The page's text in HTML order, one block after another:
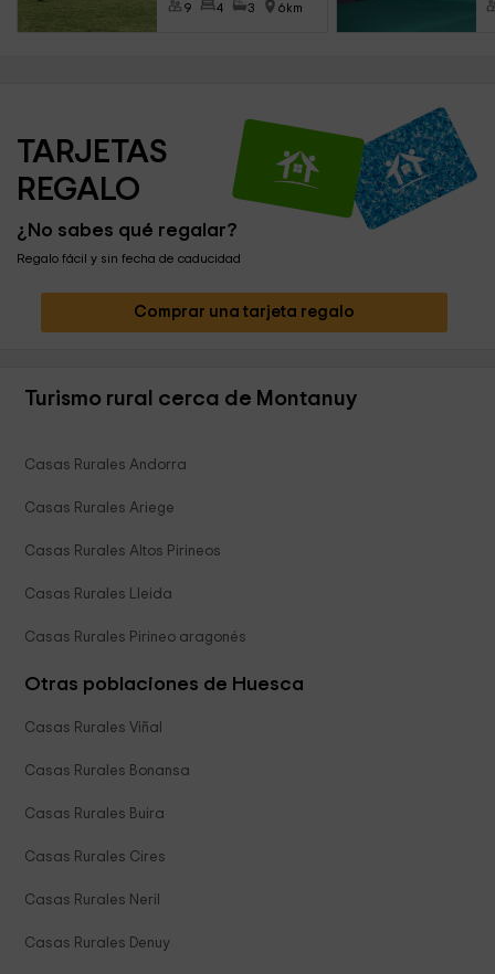
9 4 3 6km
TARJETAS
REGALO
¿No sabes qué regalar?
Regalo fácil y sin fecha de caducidad
Comprar una tarjeta regalo
Turismo rural cerca de Montanuy
Casas Rurales Andorra
Casas Rurales Ariege
Casas Rurales Altos Pirineos
Casas Rurales Lleida
Casas Rurales Pirineo aragonés
Otras poblaciones de Huesca
Casas Rurales Viñal
Casas Rurales Bonansa
Casas Rurales Buira
Casas Rurales Cires
Casas Rurales Neril
Casas Rurales Denuy